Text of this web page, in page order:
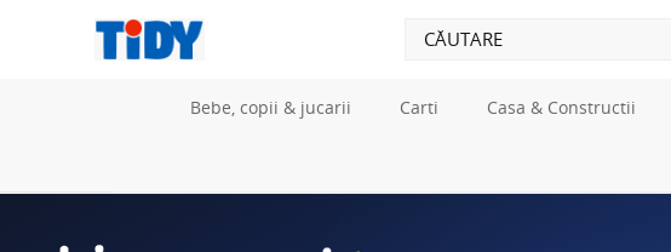
Bebe, copii & jucarii Carti Casa & Constructii